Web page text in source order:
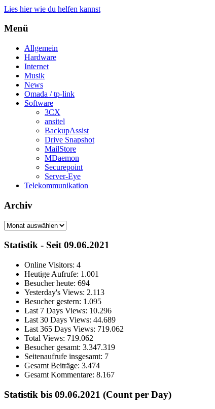
Lies hier wie du helfen kannst
Menü
Allgemein
Hardware
Internet
Musik
News
Omada / tp-link
Software
3CX
ansitel
BackupAssist
Drive Snapshot
MailStore
MDaemon
Securepoint
Server-Eye
Telekommunikation
Archiv
Archiv
Statistik - Seit 09.06.2021
Online Visitors: 4
Heutige Aufrufe: 1.001
Besucher heute: 694
Yesterday's Views: 2.113
Besucher gestern: 1.095
Last 7 Days Views: 10.296
Last 30 Days Views: 44.689
Last 365 Days Views: 719.062
Total Views: 719.062
Besucher gesamt: 3.347.319
Seitenaufrufe insgesamt: 7
Gesamt Beiträge: 3.474
Gesamt Kommentare: 8.167
Statistik bis 09.06.2021 (Count per Day)